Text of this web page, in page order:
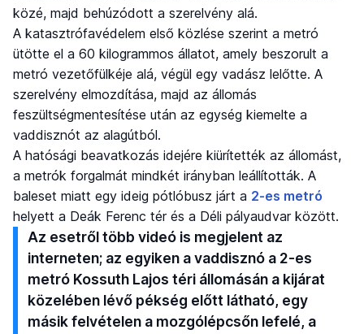
közé, majd behúzódott a szerelvény alá.
A katasztrófavédelem első közlése szerint a metró
ütötte el a 60 kilogrammos állatot, amely beszorult a
metró vezetőfülkéje alá, végül egy vadász lelőtte. A
szerelvény elmozdítása, majd az állomás
feszültségmentesítése után az egység kiemelte a
vaddisznót az alagútból.
A hatósági beavatkozás idejére kiürítették az állomást,
a metrók forgalmát mindkét irányban leállították. A
baleset miatt egy ideig pótlóbusz járt a 2-es metró
helyett a Deák Ferenc tér és a Déli pályaudvar között.
Az esetről több videó is megjelent az
interneten; az egyiken a vaddisznó a 2-es
metró Kossuth Lajos téri állomásán a kijárat
közelében lévő pékség előtt látható, egy
másik felvételen a mozgólépcsőn lefelé, a